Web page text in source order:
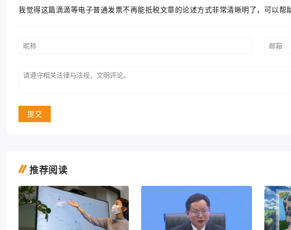
我觉得这篇滴滴等电子普通发票不再能抵税文章的论述方式非常清晰明了，可以帮
提交
推荐阅读